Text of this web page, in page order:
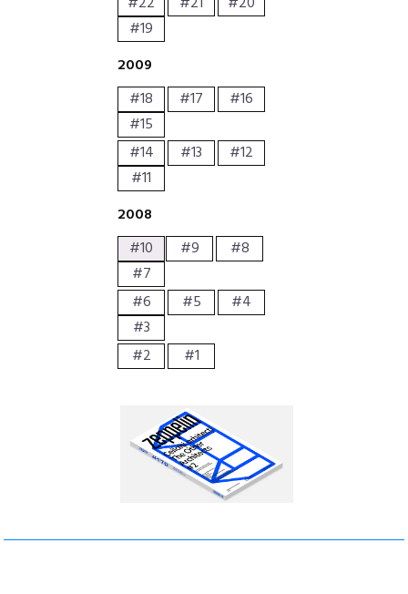
#19
2009
#18
#17
#16
#15
#14
#13
#12
#11
2008
#10
#9
#8
#7
#6
#5
#4
#3
#2
#1